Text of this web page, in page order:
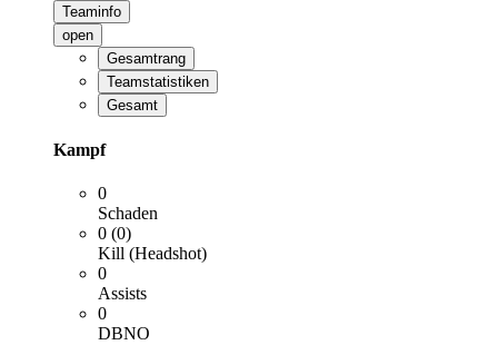
Teaminfo
open
Gesamtrang
Teamstatistiken
Gesamt
Kampf
0
Schaden
0 (0)
Kill (Headshot)
0
Assists
0
DBNO